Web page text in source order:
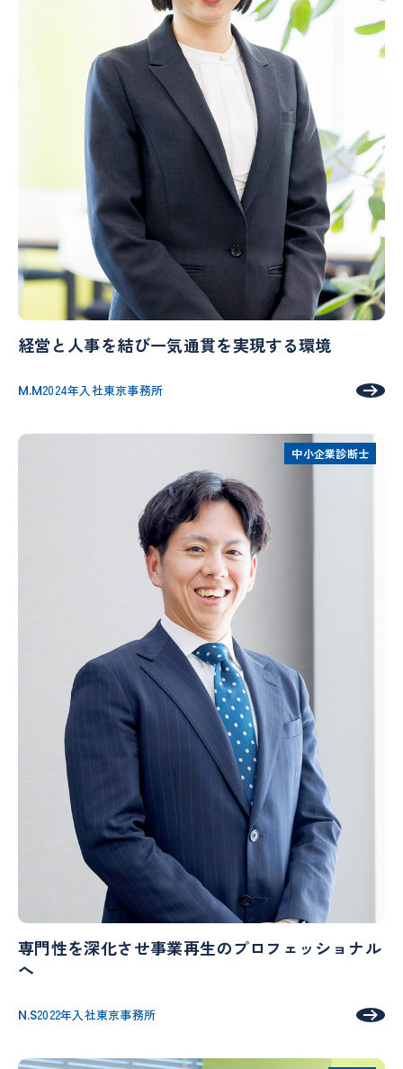
経営と人事を結び一気通貫を実現する環境
M.M2024年入社東京事務所
中小企業診断士
専門性を深化させ事業再生のプロフェッショナル
へ
N.S2022年入社東京事務所